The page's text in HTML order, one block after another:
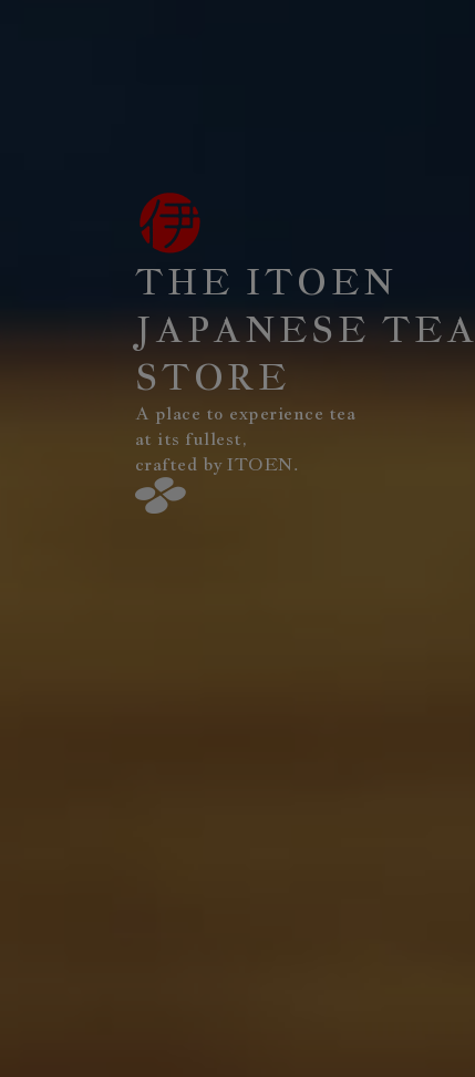
THE ITOEN
JAPANESE TEA
STORE
A place to experience tea
at its fullest,
crafted by ITOEN.